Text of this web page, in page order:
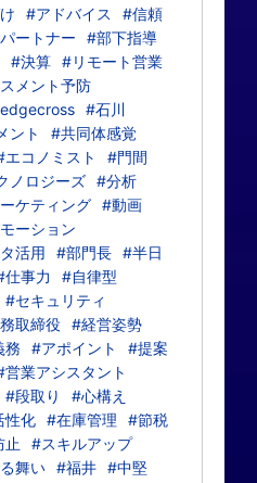
#アドバイス
#信頼
ートナー
#部下指導
#決算 #リモート営業
メント予防
#石川
ント
#共同体感覚
エコノミスト
#門間
ノロジーズ #分析
ケティング #動画
ーション
活用 #部門長 #半日
仕事力
#自律型
#セキュリティ
取締役 #経営姿勢
務 #アポイント
#提案
営業アシスタント
#段取り
#心構え
性化 #在庫管理
#節税
止
#スキルアップ
舞い #福井 #中堅